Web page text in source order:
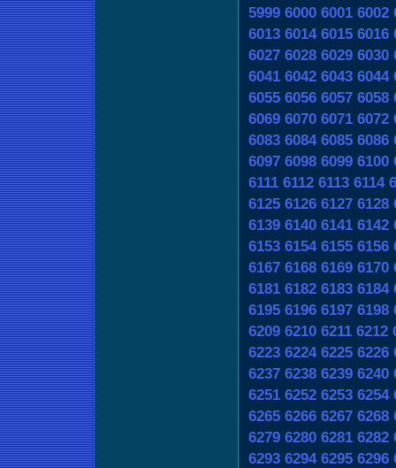
5999 6000 6001 6002
6013 6014 6015 6016
6027 6028 6029 6030
6041 6042 6043 6044
6055 6056 6057 6058
6069 6070 6071 6072
6083 6084 6085 6086
6097 6098 6099 6100
6111 6112 6113 6114
6125 6126 6127 6128
6139 6140 6141 6142
6153 6154 6155 6156
6167 6168 6169 6170
6181 6182 6183 6184
6195 6196 6197 6198
6209 6210 6211 6212
6223 6224 6225 6226
6237 6238 6239 6240
6251 6252 6253 6254
6265 6266 6267 6268
6279 6280 6281 6282
6293 6294 6295 6296